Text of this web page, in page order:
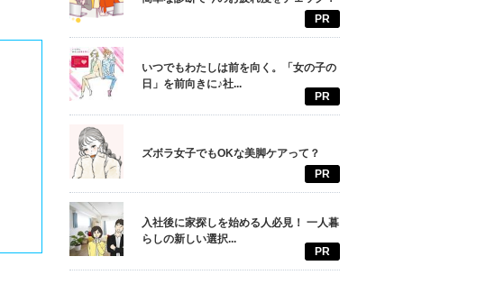
PR
いつでもわたしは前を向く。「女の子の
日」を前向きに♪社...
PR
ズボラ女子でもOKな美脚ケアって？
PR
入社後に家探しを始める人必見！ 一人暮
らしの新しい選択...
PR